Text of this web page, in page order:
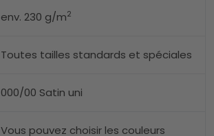
env. 230 g/m2
Toutes tailles standards et spéciales
000/00 Satin uni
Vous pouvez choisir les couleurs